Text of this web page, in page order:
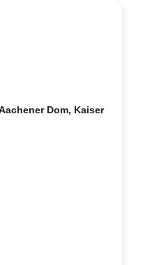
Dom, Kaiser